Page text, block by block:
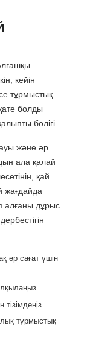
кейін
тұрмыстық
болды
бөлігі.
және әр
ала қалай
қай
жағдайда
алғаны дұрыс.
әр сағат үшін
тұрмыстық